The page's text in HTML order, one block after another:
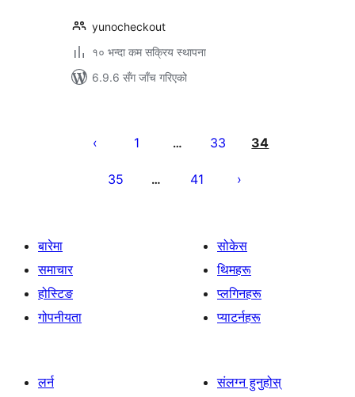
yunocheckout
१० भन्दा कम सक्रिय स्थापना
6.9.6 सँग जाँच गरिएको
पृष्ठाङ्कन1 … 33 34
35 … 41
बारेमा
समाचार
होस्टिङ
गोपनीयता
सोकेस
थिमहरू
प्लगिनहरू
प्याटर्नहरू
लर्न
संलग्न हुनुहोस्